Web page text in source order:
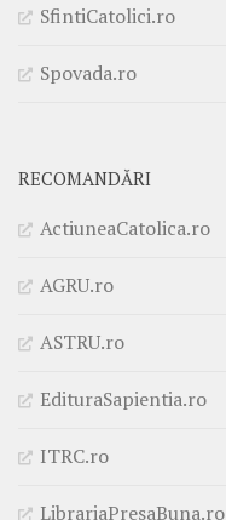
SfintiCatolici.ro
Spovada.ro
RECOMANDĂRI
ActiuneaCatolica.ro
AGRU.ro
ASTRU.ro
EdituraSapientia.ro
ITRC.ro
LibrariaPresaBuna.ro